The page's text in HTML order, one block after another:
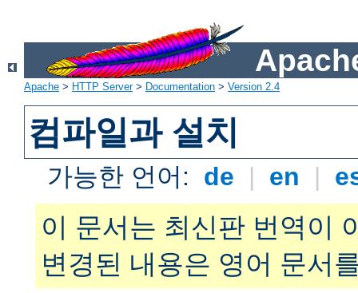
Apache > HTTP Server> Documentation > Version 2.4
컴파일과 설치
가능한 언어: de | en |
이 문서는 최신판 번역이
변경된 내용은 영어 문서